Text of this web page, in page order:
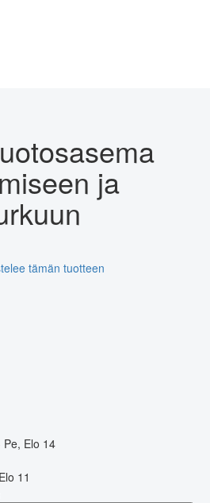
ja
tämän tuotteen
Pe, Elo 14
11